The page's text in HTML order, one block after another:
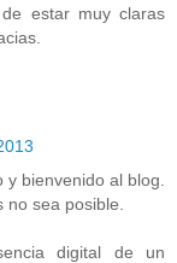
estar muy claras
bienvenido al blog.
sea posible.
digital de un